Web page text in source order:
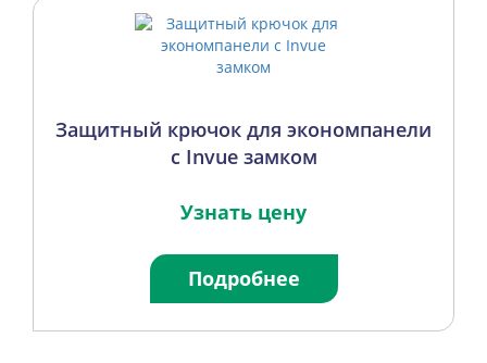
Защитный крючок для экономпанели
с Invue замком
Узнать цену
Подробнее